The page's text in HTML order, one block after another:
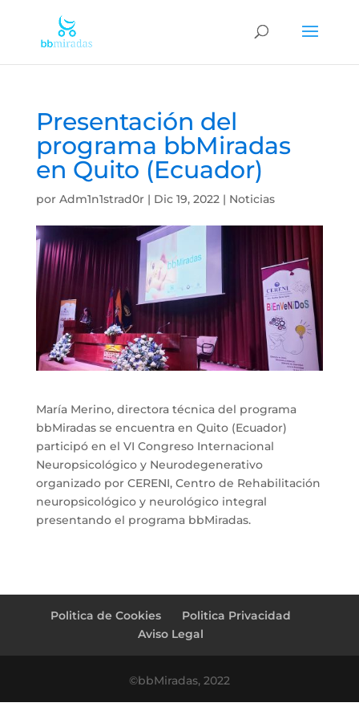
Presentación del
programa bbMiradas
en Quito (Ecuador)
por Adm1n1strad0r| Dic 19, 2022| Noticias
María Merino, directora técnica del programa
bbMiradas se encuentra en Quito (Ecuador)
participó en el VI Congreso Internacional
Neuropsicológico y Neurodegenerativo
organizado por CERENI, Centro de Rehabilitación
neuropsicológico y neurológico integral
presentando el programa bbMiradas.
Politica de Cookies
Politica Privacidad
Aviso Legal
©bbMiradas, 2022